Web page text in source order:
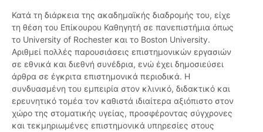
Κατά τη διάρκεια της ακαδημαϊκής διαδρομής του, είχε
τη θέση του Επίκουρου Καθηγητή σε πανεπιστήμια όπως
το University of Rochester και το Boston University.
Αριθμεί πολλές παρουσιάσεις επιστημονικών εργασιών
σε εθνικά και διεθνή συνέδρια, ενώ έχει δημοσιεύσει
άρθρα σε έγκριτα επιστημονικά περιοδικά. Η
συνδυασμένη του εμπειρία στον κλινικό, διδακτικό και
ερευνητικό τομέα τον καθιστά ιδιαίτερα αξιόπιστο στον
χώρο της στοματικής υγείας, προσφέροντας σύγχρονες
και τεκμηριωμένες επιστημονικά υπηρεσίες στους